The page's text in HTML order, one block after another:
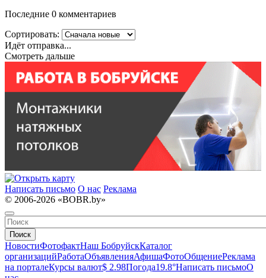
Последние 0 комментариев
Сортировать:
Идёт отправка...
Смотреть дальше
Написать письмо О нас Реклама
© 2006-2026 «BOBR.by»
Поиск
НовостиФотофактНаш БобруйскКаталог
организацийРаботаОбъявленияАфишаФотоОбщениеРеклама
на порталеКурсы валют$ 2.98Погода19.8°Написать письмоО